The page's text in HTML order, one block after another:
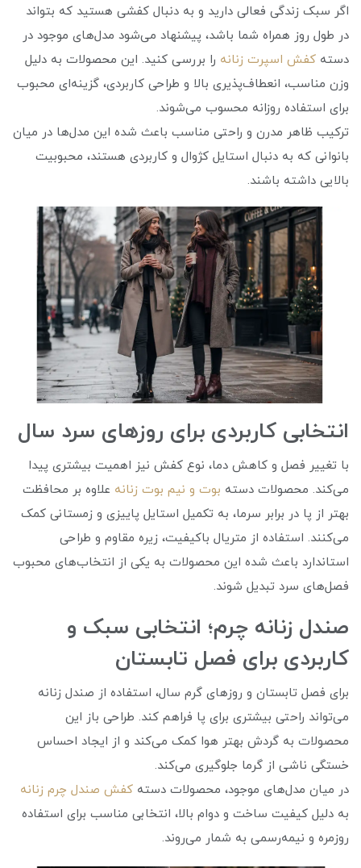
اگر سبک زندگی فعالی دارید و به دنبال کفشی هستید که بتواند
در طول روز همراه شما باشد، پیشنهاد می‌شود مدل‌های موجود در
دسته کفش اسپرت زنانه را بررسی کنید. این محصولات به دلیل
وزن مناسب، انعطاف‌پذیری بالا و طراحی کاربردی، گزینه‌ای محبوب
برای استفاده روزانه محسوب می‌شوند.
ترکیب ظاهر مدرن و راحتی مناسب باعث شده این مدل‌ها در میان
بانوانی که به دنبال استایل کژوال و کاربردی هستند، محبوبیت
بالایی داشته باشند.
انتخابی کاربردی برای روزهای سرد سال
با تغییر فصل و کاهش دما، نوع کفش نیز اهمیت بیشتری پیدا
می‌کند. محصولات دسته بوت و نیم بوت زنانه علاوه بر محافظت
بهتر از پا در برابر سرما، به تکمیل استایل پاییزی و زمستانی کمک
می‌کنند. استفاده از متریال باکیفیت، زیره مقاوم و طراحی
استاندارد باعث شده این محصولات به یکی از انتخاب‌های محبوب
فصل‌های سرد تبدیل شوند.
صندل زنانه چرم؛ انتخابی سبک و
کاربردی برای فصل تابستان
برای فصل تابستان و روزهای گرم سال، استفاده از صندل زنانه
می‌تواند راحتی بیشتری برای پا فراهم کند. طراحی باز این
محصولات به گردش بهتر هوا کمک می‌کند و از ایجاد احساس
خستگی ناشی از گرما جلوگیری می‌کند.
در میان مدل‌های موجود، محصولات دسته کفش صندل چرم زنانه
به دلیل کیفیت ساخت و دوام بالا، انتخابی مناسب برای استفاده
روزمره و نیمه‌رسمی به شمار می‌روند.